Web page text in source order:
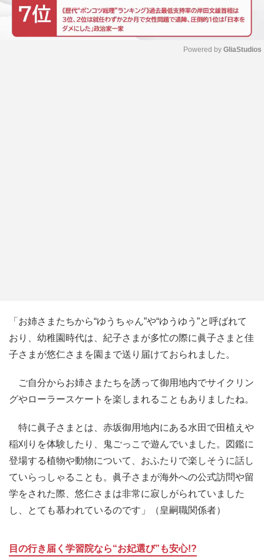
Powered by GliaStudios
「お姉さまたちから“ゆうちゃん”や“ゆうゆう”と呼ばれて
おり、幼稚園時代は、紀子さまが多忙の際に眞子さまと佳
子さまが悠仁さまを園まで送り届けておられました。
ご自分からお姉さまたちを誘って御用地内でサイクリン
グやローラースケートを楽しまれることもありましたね。
特に眞子さまとは、赤坂御用地内にある水田で田植えや
稲刈りを体験したり、鬼ごっこで遊んでいました。図鑑に
登場する植物や動物について、おふたりで楽しそうに話し
ていらっしゃることも。眞子さまが海外への公式訪問や留
学をされた際、悠仁さまは非常に寂しがられていました
し、とても慕われているのです」（皇嗣職関係者）
目の行き届く学習院なら“お妃選び”も安心!?